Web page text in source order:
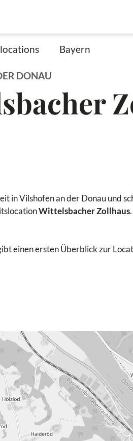
Bayern
DONAU
in Vilshofen an der Donau und
Wittelsbacher Zollhaus
einen ersten Überblick zur